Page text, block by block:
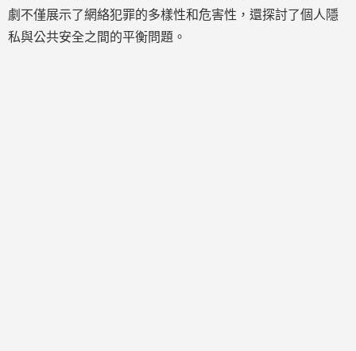
劇不僅展示了網絡犯罪的多樣性和危害性，還探討了個人隱
私與公共安全之間的平衡問題。